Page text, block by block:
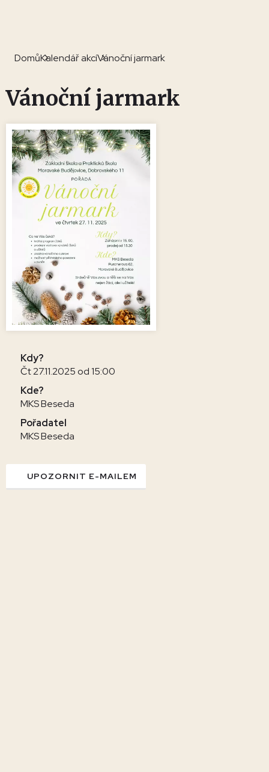
DomůKalendář akcíVánoční jarmark
Vánoční jarmark
Kdy?
Čt 27.11.2025 od 15:00
Kde?
MKS Beseda
Pořadatel
MKS Beseda
UPOZORNIT E-MAILEM